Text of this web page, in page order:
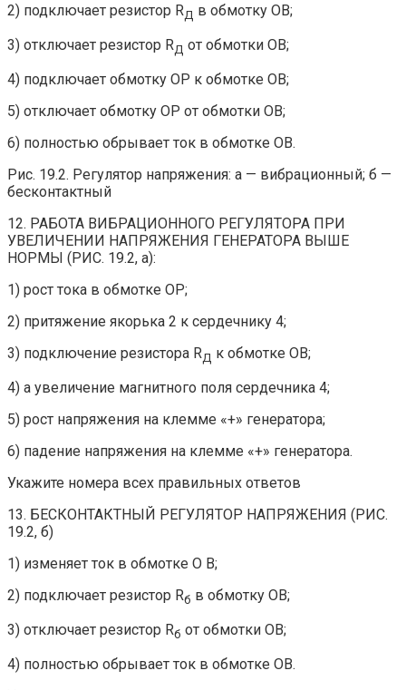
2) подключает резистор RД в обмотку ОВ;
3) отключает резистор RД от обмотки ОВ;
4) подключает обмотку ОР к обмотке ОВ;
5) отключает обмотку ОР от обмотки ОВ;
6) полностью обрывает ток в обмотке ОВ.
Рис. 19.2. Регулятор напряжения: а — вибрационный; б —
бесконтактный
12. РАБОТА ВИБРАЦИОННОГО РЕГУЛЯТОРА ПРИ
УВЕЛИЧЕНИИ НАПРЯЖЕНИЯ ГЕНЕРАТОРА ВЫШЕ
НОРМЫ (РИС. 19.2, а):
1) рост тока в обмотке ОР;
2) притяжение якорька 2 к сердечнику 4;
3) подключение резистора RД к обмотке ОВ;
4) а увеличение магнитного поля сердечника 4;
5) рост напряжения на клемме «+» генератора;
6) падение напряжения на клемме «+» генератора.
Укажите номера всех правильных ответов
13. БЕСКОНТАКТНЫЙ РЕГУЛЯТОР НАПРЯЖЕНИЯ (РИС.
19.2, б)
1) изменяет ток в обмотке О В;
2) подключает резистор Rб в обмотку ОВ;
3) отключает резистор Rб от обмотки ОВ;
4) полностью обрывает ток в обмотке ОВ.